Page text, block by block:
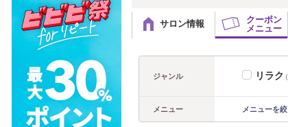
サロン情報
クーポン
メニュー
ジャンル リラク
メニュー メニューを